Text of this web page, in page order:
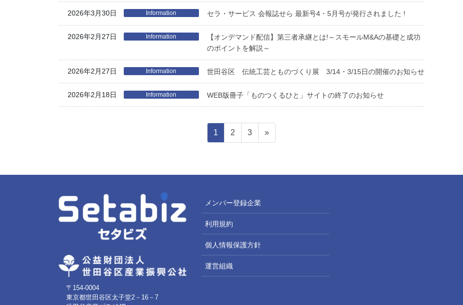
2026年3月30日 Information セラ・サービス 会報誌せら 最新号4・5月号が発行されました !
2026年2月27日 Information
【オンデマンド配信】第三者承継とは!～スモールM&Aの基礎と成功
のポイントを解説～
2026年2月27日 Information 世田谷区 伝統工芸とものづくり展 3/14・3/15日の開催のお知らせ
2026年2月18日 Information WEB版冊子「ものつくるひと」サイトの終了のお知らせ
ー
ジ
ペ
ー
1
ペ
ー
2
ペ
ー
3 »
〒154-0004
東京都世田谷区太子堂2－16－7
メンバー登録企業
利用規約
個人情報保護方針
運営組織